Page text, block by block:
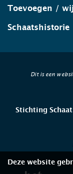
Toevoegen /
Schaatshistorie
Dit is een
Stichting
Deze website